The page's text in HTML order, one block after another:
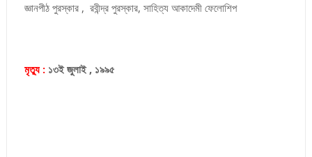
জ্ঞানপীঠ পুরস্কার , রবীন্দ্র পুরস্কার, সাহিত্য আকাদেমী ফেলোশিপ
মৃত্যু : ১৩ই জুলাই , ১৯৯৫